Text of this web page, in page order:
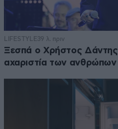
LIFESTYLE39 λ. πριν
Ξεσπά ο Χρήστος
αχαριστία των